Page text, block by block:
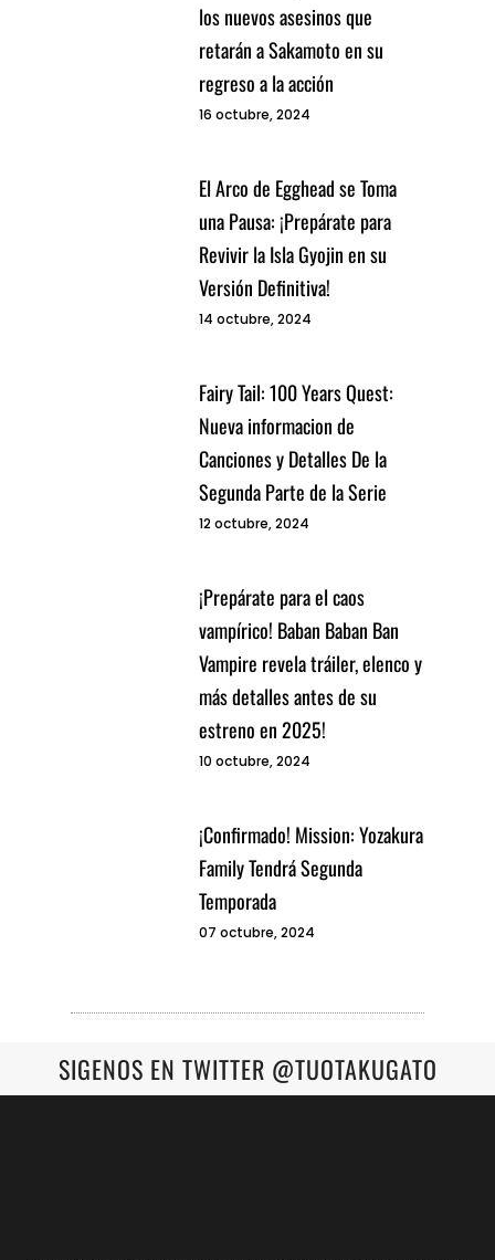
los nuevos asesinos que
retarán a Sakamoto en su
regreso a la acción
16 octubre, 2024
El Arco de Egghead se Toma
una Pausa: ¡Prepárate para
Revivir la Isla Gyojin en su
Versión Definitiva!
14 octubre, 2024
Fairy Tail: 100 Years Quest:
Nueva informacion de
Canciones y Detalles De la
Segunda Parte de la Serie
12 octubre, 2024
¡Prepárate para el caos
vampírico! Baban Baban Ban
Vampire revela tráiler, elenco y
más detalles antes de su
estreno en 2025!
10 octubre, 2024
¡Confirmado! Mission: Yozakura
Family Tendrá Segunda
Temporada
07 octubre, 2024
SIGENOS EN TWITTER @TUOTAKUGATO